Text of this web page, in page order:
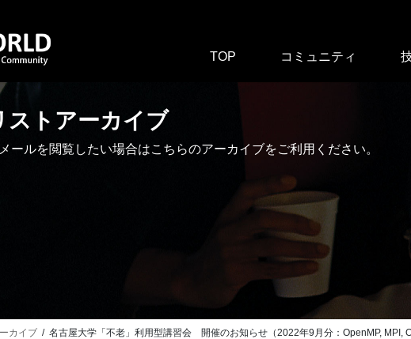
TOP コミュニティ
ストアーカイブ
ールを閲覧したい場合はこちらのアーカイブをご利用ください。
カイブ 名古屋大学「不老」利用型講習会 開催のお知らせ（2022年9月分：OpenMP, MPI,